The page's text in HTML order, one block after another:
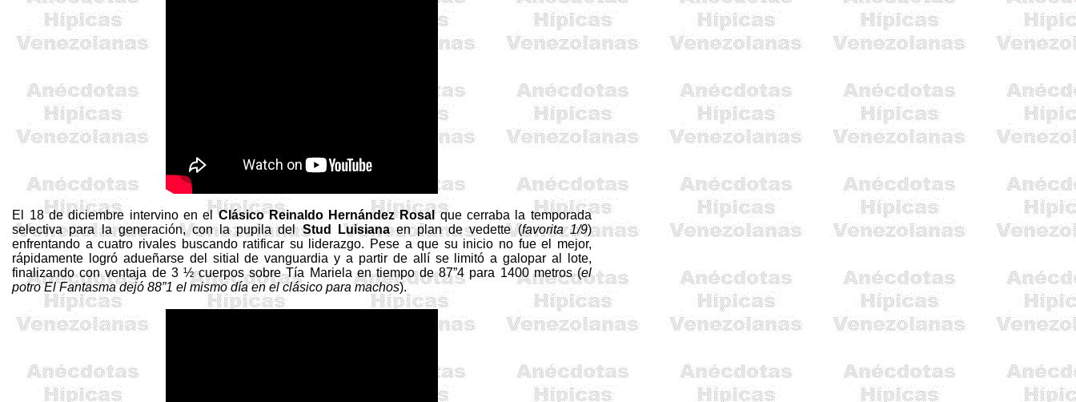
El 18 de diciembre intervino en elClásico Reinaldo Hernández Rosalque cerraba la temporada
selectiva para la generación, con la pupila delStud Luisianaen plan de vedette (favorita 1/9)
enfrentando a cuatro rivales buscando ratificar su liderazgo. Pese a que su inicio no fue el mejor,
rápidamente logró adueñarse del sitial de vanguardia y a partir de allí se limitó a galopar al lote,
finalizando con ventaja de 3 ½ cuerpos sobre Tía Mariela en tiempo de 87”4 para 1400 metros (el
potro El Fantasma dejó 88”1 el mismo día en el clásico para machos).